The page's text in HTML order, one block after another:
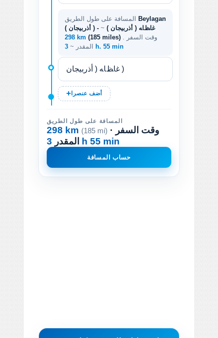
Beylagan
( أذربيجان ) - ﻏﺎﻆﺎﻪ ( أذربيجان ) ~
298 km (185 miles)
المقدر ~ 3 h. 55 min
أضف عنصرا
المسافة على طول الطريق
298 km (185 mi) · وقت السفر
المقدر 3 h 55 min
حساب المسافة